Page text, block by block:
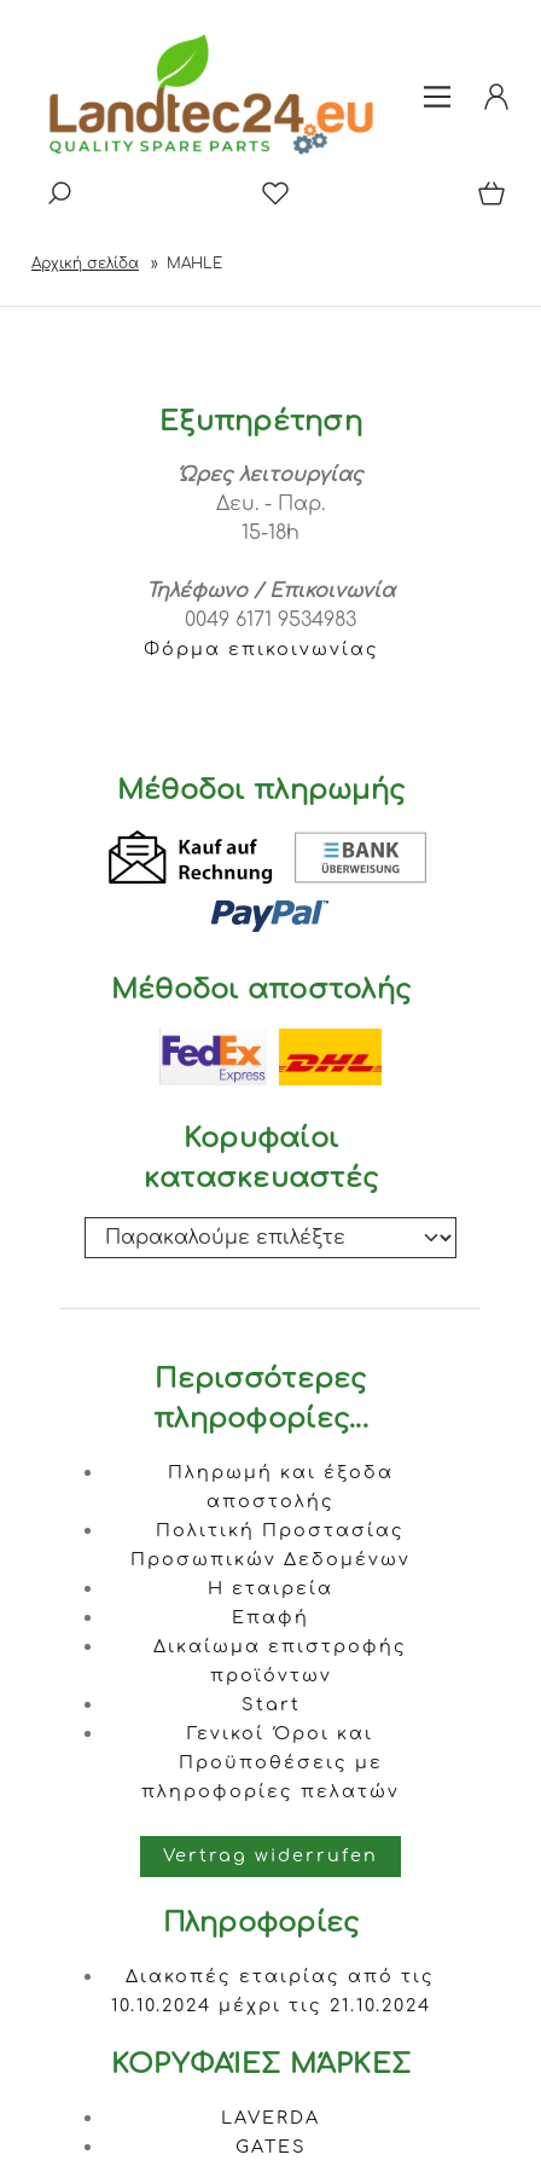
Αρχική σελίδα » MAHLE
Εξυπηρέτηση
Ώρες λειτουργίας
Δευ. - Παρ.
15-18h
Τηλέφωνο / Επικοινωνία
0049 6171 9534983
Φόρμα επικοινωνίας
Μέθοδοι πληρωμής
Μέθοδοι αποστολής
Κορυφαίοι
κατασκευαστές
Περισσότερες
πληροφορίες...
Πληρωμή και έξοδα
αποστολής
Πολιτική Προστασίας
Προσωπικών Δεδομένων
Η εταιρεία
Επαφή
Δικαίωμα επιστροφής
προϊόντων
Start
Γενικοί Όροι και
Προϋποθέσεις με
πληροφορίες πελατών
Vertrag widerrufen
Πληροφορίες
Διακοπές εταιρίας από τις
10.10.2024 μέχρι τις 21.10.2024
ΚΟΡΥΦΑΊΕΣ ΜΆΡΚΕΣ
LAVERDA
GATES